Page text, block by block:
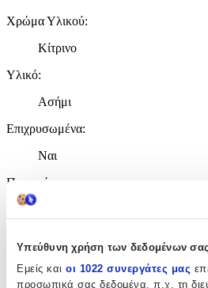
Υπεύθυνη χρήση των δεδομένων σας
Εμείς και οι 1022 συνεργάτες μας
προσωπικά σας δεδομένα, π.χ. τη
Χρώμα Υλικού:
Κίτρινο
Υλικό:
Ασήμι
Επιχρυσωμένα:
Ναι
Περιοχή